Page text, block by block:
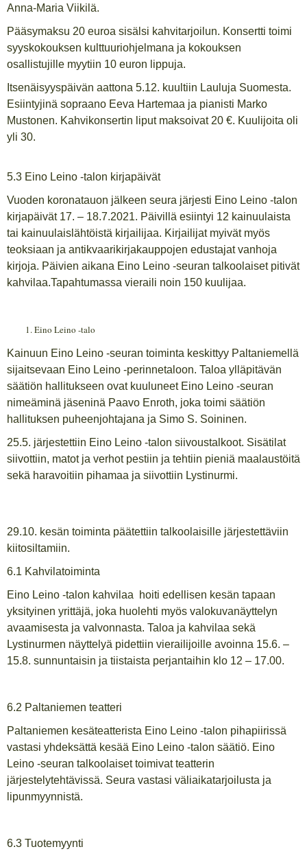
Anna-Maria Viikilä.
Pääsymaksu 20 euroa sisälsi kahvitarjoilun. Konsertti toimi
syyskokouksen kulttuuriohjelmana ja kokouksen
osallistujille myytiin 10 euron lippuja.
Itsenäisyyspäivän aattona 5.12. kuultiin Lauluja Suomesta.
Esiintyjinä sopraano Eeva Hartemaa ja pianisti Marko
Mustonen. Kahvikonsertin liput maksoivat 20 €. Kuulijoita oli
yli 30.
5.3 Eino Leino -talon kirjapäivät
Vuoden koronatauon jälkeen seura järjesti Eino Leino -talon
kirjapäivät 17. – 18.7.2021. Päivillä esiintyi 12 kainuulaista
tai kainuulaislähtöistä kirjailijaa. Kirjailijat myivät myös
teoksiaan ja antikvaarikirjakauppojen edustajat vanhoja
kirjoja. Päivien aikana Eino Leino -seuran talkoolaiset pitivät
kahvilaa.Tapahtumassa vieraili noin 150 kuulijaa.
Eino Leino -talo
Kainuun Eino Leino -seuran toiminta keskittyy Paltaniemellä
sijaitsevaan Eino Leino -perinnetaloon. Taloa ylläpitävän
säätiön hallitukseen ovat kuuluneet Eino Leino -seuran
nimeäminä jäseninä Paavo Enroth, joka toimi säätiön
hallituksen puheenjohtajana ja Simo S. Soininen.
25.5. järjestettiin Eino Leino -talon siivoustalkoot. Sisätilat
siivottiin, matot ja verhot pestiin ja tehtiin pieniä maalaustöitä
sekä haravoitiin pihamaa ja siivottiin Lystinurmi.
29.10. kesän toiminta päätettiin talkoolaisille järjestettäviin
kiitosiltamiin.
6.1 Kahvilatoiminta
Eino Leino -talon kahvilaa hoiti edellisen kesän tapaan
yksityinen yrittäjä, joka huolehti myös valokuvanäyttelyn
avaamisesta ja valvonnasta. Taloa ja kahvilaa sekä
Lystinurmen näyttelyä pidettiin vierailijoille avoinna 15.6. –
15.8. sunnuntaisin ja tiistaista perjantaihin klo 12 – 17.00.
6.2 Paltaniemen teatteri
Paltaniemen kesäteatterista Eino Leino -talon pihapiirissä
vastasi yhdeksättä kesää Eino Leino -talon säätiö. Eino
Leino -seuran talkoolaiset toimivat teatterin
järjestelytehtävissä. Seura vastasi väliaikatarjoilusta ja
lipunmyynnistä.
6.3 Tuotemyynti